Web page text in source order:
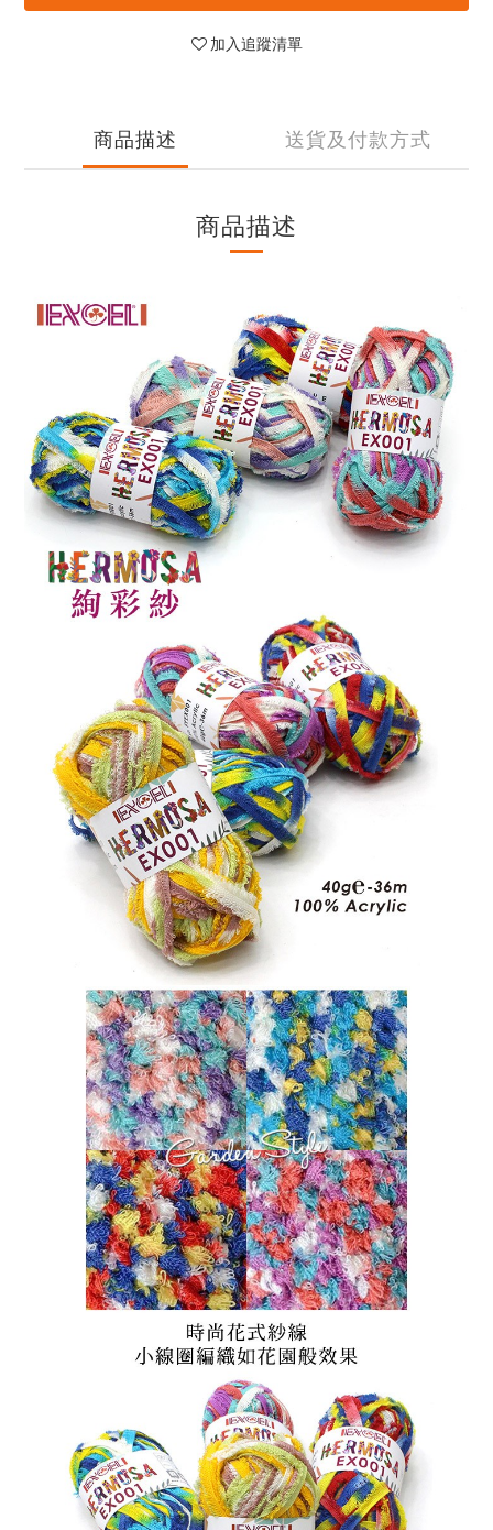
加入追蹤清單
商品描述 送貨及付款方式
商品描述